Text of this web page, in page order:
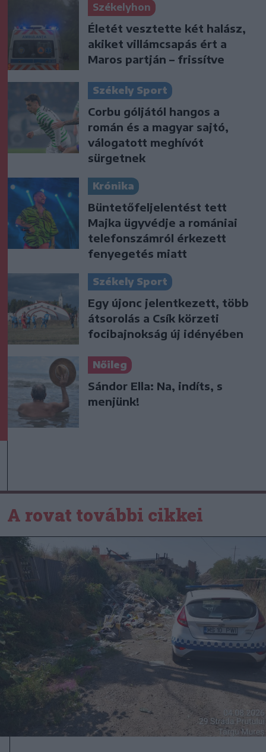
Székelyhon
Életét vesztette két halász,
akiket villámcsapás ért a
Maros partján – frissítve
Székely Sport
Corbu góljától hangos a
román és a magyar sajtó,
válogatott meghívót
sürgetnek
Krónika
Büntetőfeljelentést tett
Majka ügyvédje a romániai
telefonszámról érkezett
fenyegetés miatt
Székely Sport
Egy újonc jelentkezett, több
átsorolás a Csík körzeti
focibajnokság új idényében
Nőileg
Sándor Ella: Na, indíts, s
menjünk!
A rovat további cikkei